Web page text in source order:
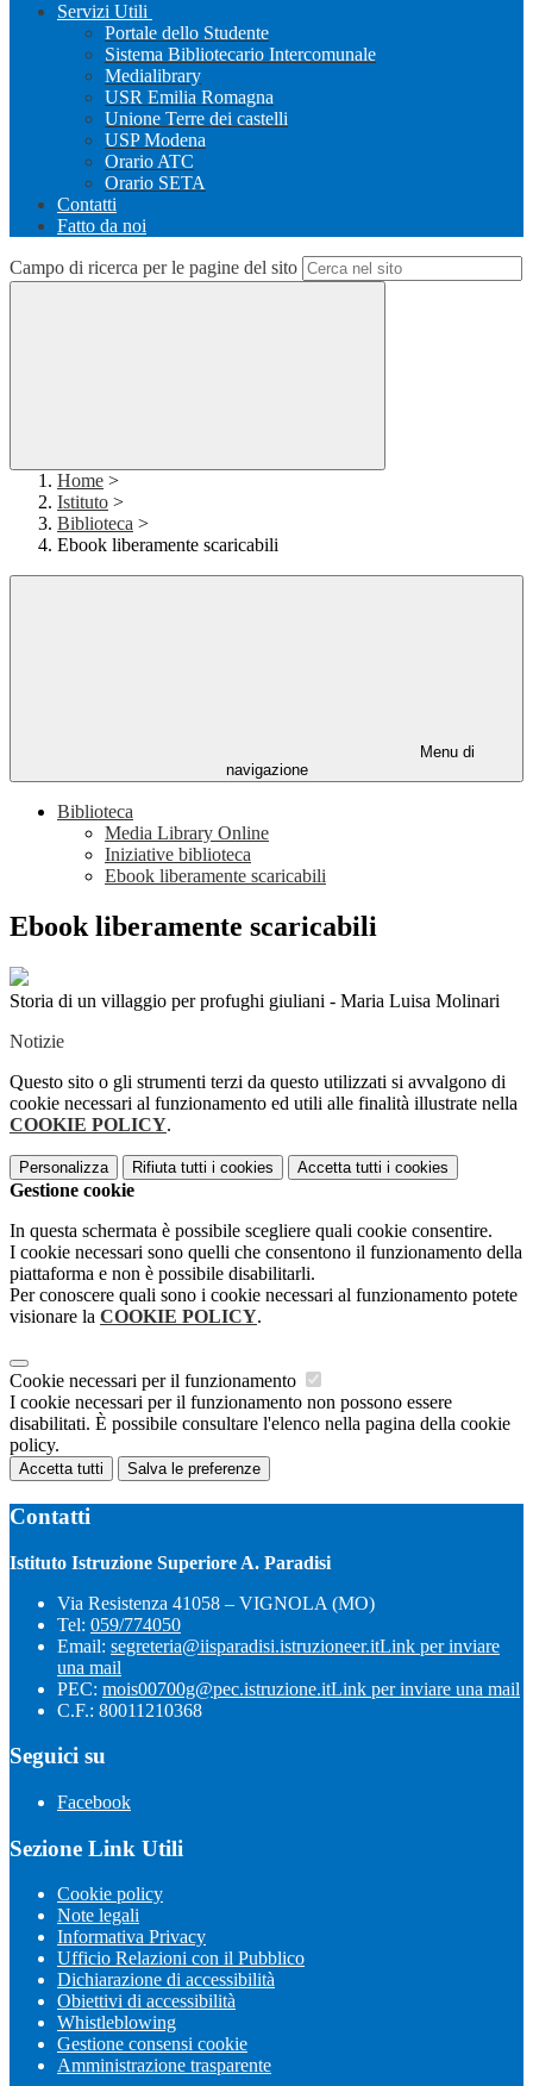
Servizi Utili
Portale dello Studente
Sistema Bibliotecario Intercomunale
Medialibrary
USR Emilia Romagna
Unione Terre dei castelli
USP Modena
Orario ATC
Orario SETA
Contatti
Fatto da noi
Campo di ricerca per le pagine del sito
Home >
Istituto >
Biblioteca >
Ebook liberamente scaricabili
Menu di
navigazione
Biblioteca
Media Library Online
Iniziative biblioteca
Ebook liberamente scaricabili
Ebook liberamente scaricabili
Storia di un villaggio per profughi giuliani - Maria Luisa Molinari
Notizie
Questo sito o gli strumenti terzi da questo utilizzati si avvalgono di
cookie necessari al funzionamento ed utili alle finalità illustrate nella
COOKIE POLICY.
Personalizza Rifiuta tutti i cookies Accetta tutti i cookies
Gestione cookie
In questa schermata è possibile scegliere quali cookie consentire.
I cookie necessari sono quelli che consentono il funzionamento della
piattaforma e non è possibile disabilitarli.
Per conoscere quali sono i cookie necessari al funzionamento potete
visionare la COOKIE POLICY.
Cookie necessari per il funzionamento
I cookie necessari per il funzionamento non possono essere
disabilitati. È possibile consultare l'elenco nella pagina della cookie
policy.
Accetta tutti Salva le preferenze
Contatti
Istituto Istruzione Superiore A. Paradisi
Via Resistenza 41058 – VIGNOLA (MO)
Tel: 059/774050
Email: segreteria@iisparadisi.istruzioneer.itLink per inviare
una mail
PEC: mois00700g@pec.istruzione.itLink per inviare una mail
C.F.: 80011210368
Seguici su
Facebook
Sezione Link Utili
Cookie policy
Note legali
Informativa Privacy
Ufficio Relazioni con il Pubblico
Dichiarazione di accessibilità
Obiettivi di accessibilità
Whistleblowing
Gestione consensi cookie
Amministrazione trasparente